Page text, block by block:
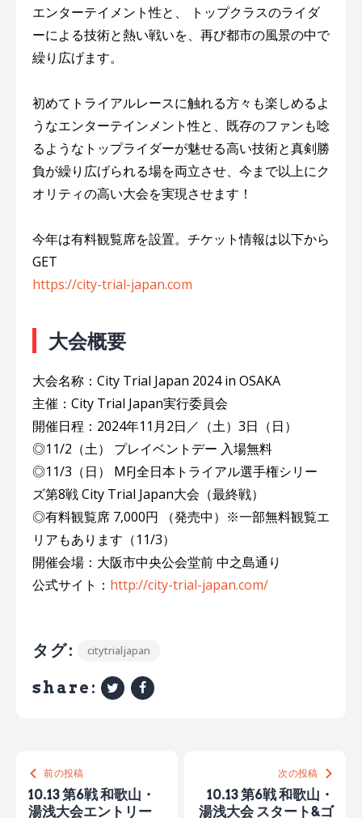
エンターテイメント性と、 トップクラスのライダ
ーによる技術と熱い戦いを、再び都市の風景の中で
繰り広げます。
初めてトライアルレースに触れる方々も楽しめるよ
うなエンターテインメント性と、既存のファンも唸
るようなトップライダーが魅せる高い技術と真剣勝
負が繰り広げられる場を両立させ、今まで以上にク
オリティの高い大会を実現させます！
今年は有料観覧席を設置。チケット情報は以下から
GET
https://city-trial-japan.com
大会概要
大会名称：City Trial Japan 2024 in OSAKA
主催：City Trial Japan実行委員会
開催日程：2024年11月2日／（土）3日（日）
◎11/2（土） プレイベントデー 入場無料
◎11/3（日） MFJ全日本トライアル選手権シリー
ズ第8戦 City Trial Japan大会（最終戦）
◎有料観覧席 7,000円 （発売中）※一部無料観覧エ
リアもあります（11/3）
開催会場：大阪市中央公会堂前 中之島通り
公式サイト： http://city-trial-japan.com/
タグ: citytrialjapan
share:
前の投稿
10.13 第6戦 和歌山・
湯浅大会エントリー
次の投稿
10.13 第6戦 和歌山・
湯浅大会 スタート&ゴ